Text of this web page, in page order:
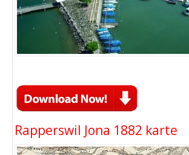
Rapperswil Jona 1882 karte